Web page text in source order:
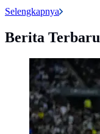
Selengkapnya
Berita Terbaru